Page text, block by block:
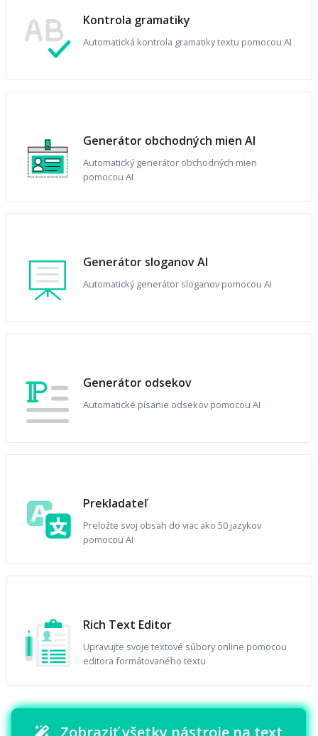
Kontrola gramatiky
Automatická kontrola gramatiky textu pomocou AI
Generátor obchodných mien AI
Automatický generátor obchodných mien
pomocou AI
Generátor sloganov AI
Automatický generátor sloganov pomocou AI
Generátor odsekov
Automatické písanie odsekov pomocou AI
Prekladateľ
Preložte svoj obsah do viac ako 50 jazykov
pomocou AI
Rich Text Editor
Upravujte svoje textové súbory online pomocou
editora formátovaného textu